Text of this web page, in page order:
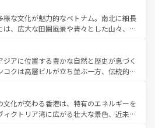
のスイーツなど、バラエティ豊かな料理
味わえる。 なお、新着の台湾情報は コンテンツ一覧を参
ばせば四季折々の自然美を楽しむことが
、キムチや焼肉、絶品のストリートフード
な韓国料理が待っている。夜には、韓国な
ながら、韓国の多彩な魅力を心ゆくまで味
わってみてほしい。 なお、新着の韓国情報はコンテンツ一
しい。
様な文化が魅力的なベトナム。南北に細長
は、広大な田園風景や青々とした山々、世
に伝統が息づく。ハノイの古い町並みやホ
ランス統治時代の建物も、独特の雰囲気を
。また、バラエティの豊かさとおいしさで
インミー、ベトナムコーヒーなどは、ぜ
たい。どの地域を訪れてもあたたかい人々
てくれるので、きっと忘れられない旅にな
ジアに位置する豊かな自然と歴史が息づく
コクは高層ビルが立ち並ぶ一方、伝統的な
いる。北部ではチェンマイなどの山岳地
合い、南部ではプーケットやクラビの美し
ート気分を楽しむことができる。タイ料理
文化が交わる香港は、特有のエネルギーを
ィクトリア湾に広がる壮大な景色、近未来